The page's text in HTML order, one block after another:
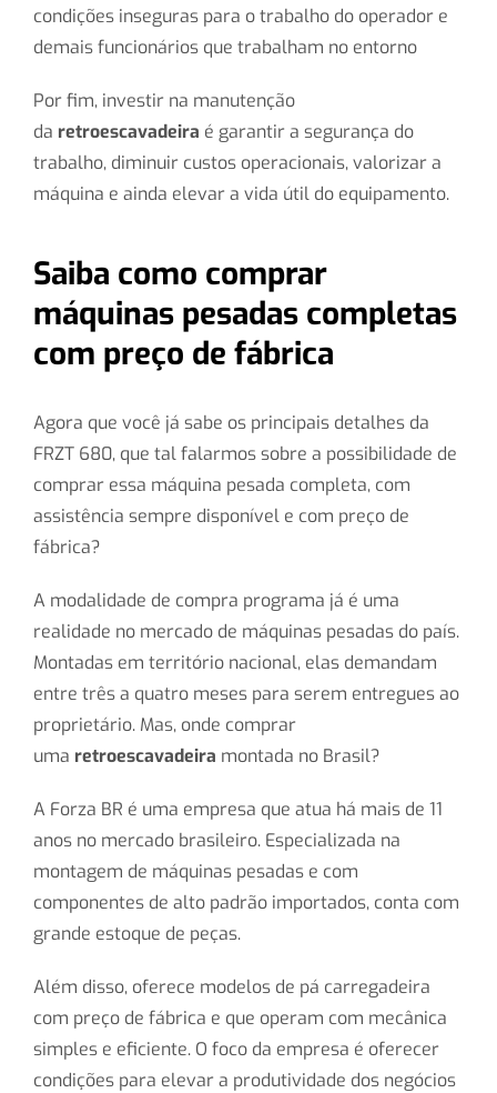
condições inseguras para o trabalho do operador e
demais funcionários que trabalham no entorno
Por fim, investir na manutenção
da retroescavadeira é garantir a segurança do
trabalho, diminuir custos operacionais, valorizar a
máquina e ainda elevar a vida útil do equipamento.
Saiba como comprar
máquinas pesadas completas
com preço de fábrica
Agora que você já sabe os principais detalhes da
FRZT 680, que tal falarmos sobre a possibilidade de
comprar essa máquina pesada completa, com
assistência sempre disponível e com preço de
fábrica?
A modalidade de compra programa já é uma
realidade no mercado de máquinas pesadas do país.
Montadas em território nacional, elas demandam
entre três a quatro meses para serem entregues ao
proprietário. Mas, onde comprar
uma retroescavadeira montada no Brasil?
A Forza BR é uma empresa que atua há mais de 11
anos no mercado brasileiro. Especializada na
montagem de máquinas pesadas e com
componentes de alto padrão importados, conta com
grande estoque de peças.
Além disso, oferece modelos de pá carregadeira
com preço de fábrica e que operam com mecânica
simples e eficiente. O foco da empresa é oferecer
condições para elevar a produtividade dos negócios